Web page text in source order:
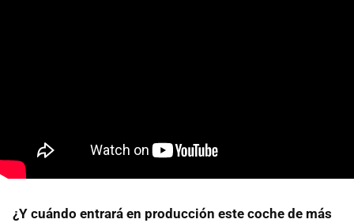
¿Y cuándo entrará en producción este coche de más